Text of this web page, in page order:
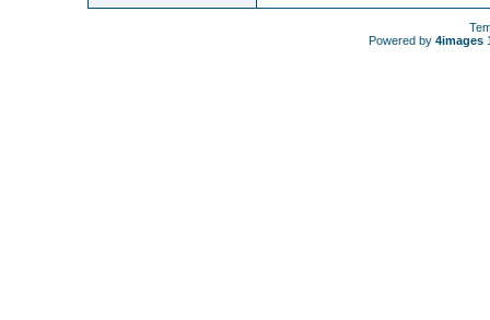
Powered by 4images